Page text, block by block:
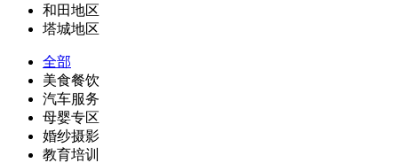
和田地区
塔城地区
全部
美食餐饮
汽车服务
母婴专区
婚纱摄影
教育培训